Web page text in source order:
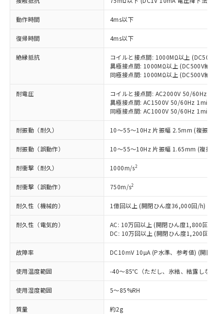
動作時間 4ms以下
復帰時間 4ms以下
絶縁抵抗
コイルと接点間: 1000MΩ以上
異極接点間: 1000MΩ以上 (DC500V絶
同極接点間: 1000MΩ以上 (DC500V絶
耐電圧
コイルと接点間: AC2000V 50/60Hz
異極接点間: AC1500V 50/60Hz 1min
同極接点間: AC1000V 50/60Hz 1min
耐振動（耐久） 10～55～10Hz 片振幅 2.5mm (複振幅
耐振動（誤動作） 10～55～10Hz 片振幅 1.65mm (複振
耐衝撃（耐久） 1000m/s2
耐衝撃（誤動作） 750m/s2
耐久性（機械的） 1億回以上 (開閉ひん度36,000回/h)
耐久性（電気的）
AC: 10万回以上 (開閉ひん度1,800回/h)
DC: 10万回以上 (開閉ひん度1,200回/h)
故障率 DC10mV 10µA (P水準、参考値) (開閉
使用温度範囲 -40～85℃（ただし、氷結、結露しな
使用湿度範囲 5～85%RH
質量 約2g
以下の条件をお読みいただき、同意のうえ
本サービスは、当社制御機器事業取扱
商品の当社在庫状況および標準価格
(税抜)を提供させていただくもので
当社制御機器事業取扱商品の中には、
本サービスの対象外となる商品もある
ことをご了承ください。
在庫状況および標準価格照会結果は、
記載している更新日時点での社内デー
タに基づき作成されるものであり、閲
覧された時点での実際の在庫および標
準価格とは異なる場合があることをご
正式な納期状況および標準価格はお客
様のお取引先、またはお客様担当のオ
ムロン制御機器販売店・当社販売員に
ご相談ください。
オムロン制御機器販売店や当社販売拠
販売ネットワーク
」をご確認
在庫状況および標準価格結果を当社の
事前の承諾なく第三者に漏洩または開
示しないようお願いします。
マイパーツ機能（部品リスト作成サー
ビス）をご利用いただくには、I-Web
メンバーズにご登録されている必要が
商品です。
対応予定なし：EU RoHS指令（10物質）の
非含有に非対応の商品で、対応品を出す予
調査・確認中：EU RoHS指令（10物質）の
非含有の対応状況を調査中または確認中の
商品です。
非該当品：ライセンス料など無形物で、有
害物質有無と関係のない商品です。
仕入先様の事情により、非含有部品として
いたものが、含有品と判明した場合などや
むを得ず変更することがあります。
*EU RoHS指令（10物質）：
鉛(Pb) 1000ppm以下、 水銀(Hg) 1000ppm以下、 カド
ミウム(Cd) 100ppm以下、
六価クロム(Cr(Ⅵ)) 1000ppm以下、ポリ臭化ビフェニル
類(PBB) 1000ppm以下、ポリ臭化ジフェニルエーテル類
(PBDE) 1000ppm以下、フタル酸ビス(2-エチルヘキシ
ル) (DEHP)(別名：DOP) 1000ppm以下、フタル酸ブチ
ルベンジル（BBP） 1000ppm以下、フタル酸ジブチル
（DBP） 1000ppm以下、フタル酸ジイソブチル
但し、RoHS指令で産業用監視および制御機器に対する
フタル酸エステル類の４物質については閾値を超える意
図的な使用がないことを確認しています。
月が前後することがあります。
「○」：最大均質材料含有率が中国RoHSの
基準値以下であることを示します。
「×」：最大均質材料含有率が中国RoHSの
基準値を超えていることを示します。
「－」：未確認です。当社販売部門へお問
Pb(鉛) :1000ppm、 Hg(水銀) : 1000ppm、 Cd(カドミウ
Cr(Ⅵ)(六価クロム) : 1000ppm、 PBBs(ポリ臭化ビフェ
ニル類) : 1000ppm、 PBDEs(ポリ臭化ジフェニルエーテ
DBP(フタル酸ジブチル) : 1000ppm、 DIBP(フタル酸ジ
イソブチル) : 1000ppm、 BBP(フタル酸ブチルベンジ
ル) : 1000ppm、
DEHP(フタル酸ビス(2-エチルヘキシル)) : 1000ppm
※2 環境保護使用期限
「ｅ」：有害物質（10物質）のすべてが基
準値以下であることを示します。
質が外部に漏えいし、環境に深刻な影響を
及ぼさない年数を意味します。
「－」：未確認です。当社販売部門へお問
当社は、これら貴社製品のうち、外国
為替および外国貿易法に定める商品
（以下｢規制貨物等」という）を輸出
国政府の輸出許可(または役務取引許
可)を取得するなどの必要な手続きを
当社は規制貨物を破棄する場合は、完
全に破砕するなど、違法に輸出されな
いよう必要な手段を講じます。
当社は貴社製品を、核兵器、ミサイ
ル、化学兵器、生物兵器またはその他
武器並びにこれらの製造装置等に一切
使用いたしません。
当社は、貴社製品を第三者に販売する
場合は、上記1、2および3の内容を当
該第三者に通知します。また当社は、
販売先および販売に係わる関係者が違
法に輸出するおそれがある場合は、取
り引きをいたしません。
号
○ 一定数以上の在庫あり
一定数には満たないが在庫あり
いては、お客様のお取引先、ま
たはお客様担当のオムロン制御
機器販売店・当社販売員にご確
認ください)
白
受注生産機種、また在庫状況の
情報を公開していない機種